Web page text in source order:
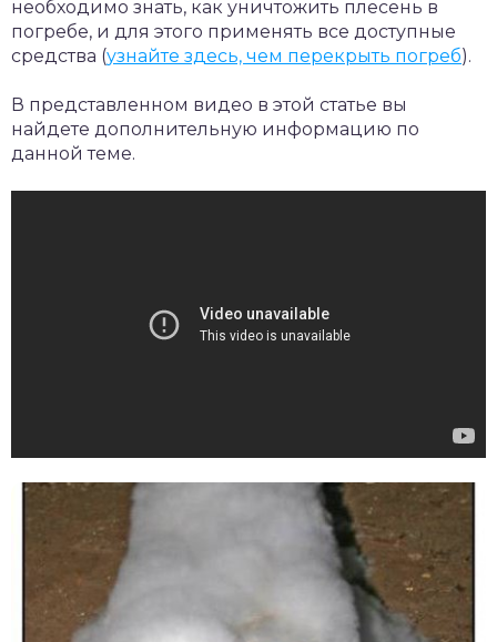
необходимо знать, как уничтожить плесень в
погребе, и для этого применять все доступные
средства (узнайте здесь, чем перекрыть погреб).
В представленном видео в этой статье вы
найдете дополнительную информацию по
данной теме.